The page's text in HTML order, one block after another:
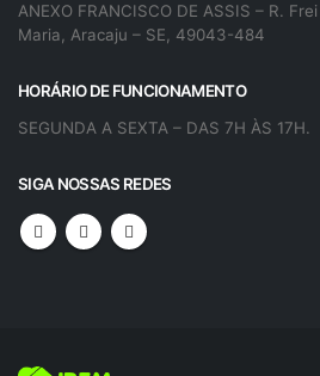
ANEXO FRANCISCO DE ASSIS – R.
Maria, Aracaju – SE, 49043-484
HORÁRIO DE FUNCIONAMENTO
SEGUNDA A SEXTA – DAS 7H ÀS 17H.
SIGA NOSSAS REDES